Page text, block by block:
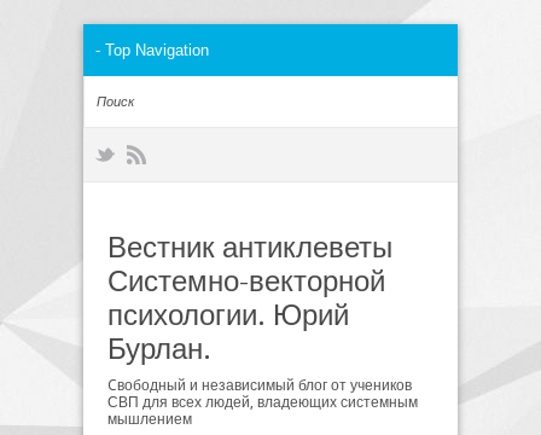
Вестник антиклеветы
Системно-векторной
психологии. Юрий
Бурлан.
Cвободный и независимый блог от учеников
СВП для всех людей, владеющих системным
мышлением